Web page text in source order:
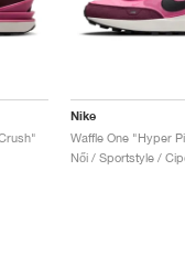
Nike
Waffle One "Hyper
Női / Sportstyle /